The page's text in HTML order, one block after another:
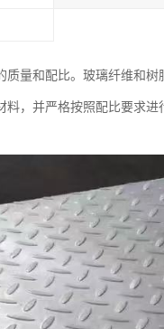
量和配比。玻璃纤维和
，并严格按照配比要求